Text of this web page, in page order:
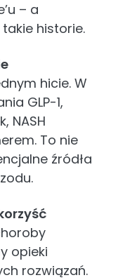
– a
historie.
hicie. W
GLP-1,
NASH
To nie
źródła
opieki
rozwiązań.